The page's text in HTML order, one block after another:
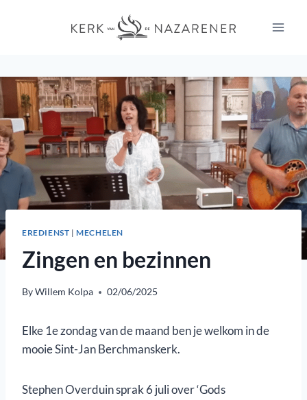
EREDIENST |MECHELEN
Zingen en bezinnen
ByWillem Kolpa 02/06/2025
Elke 1e zondag van de maand ben je welkom in de
mooie Sint-Jan Berchmanskerk.
Stephen Overduin sprak 6 juli over ‘Gods